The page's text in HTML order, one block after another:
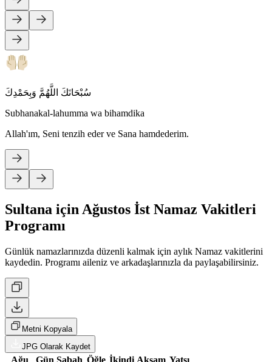
سُبْحَانَكَ اللَّهُمَّ وَبِحَمْدِكَ
Subhanakal-lahumma wa bihamdika
Allah'ım, Seni tenzih eder ve Sana hamdederim.
Sultana için Ağustos İst Namaz Vakitleri
Programı
Günlük namazlarınızda düzenli kalmak için aylık Namaz vakitlerini
kaydedin. Programı aileniz ve arkadaşlarınızla da paylaşabilirsiniz.
Metni Kopyala
JPG Olarak Kaydet
Ağu Gün Sabah Öğle İkindi Akşam Yatsı